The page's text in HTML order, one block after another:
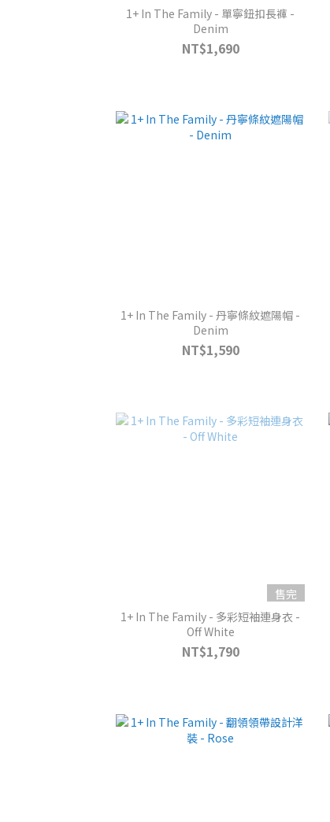
1+ In The Family - 單寧鈕扣長褲 -
Denim
NT$1,690
1+ In The Family - 丹寧條紋遮陽帽 -
Denim
NT$1,590
售完
1+ In The Family - 多彩短袖連身衣 -
Off White
NT$1,790